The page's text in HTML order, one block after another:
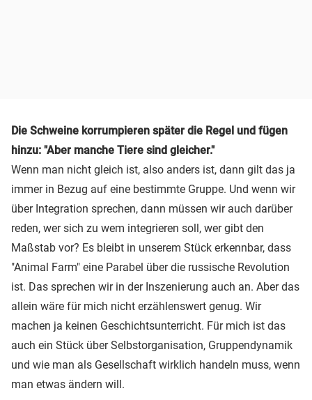
Die Schweine korrumpieren später die Regel und fügen
hinzu: "Aber manche Tiere sind gleicher."
Wenn man nicht gleich ist, also anders ist, dann gilt das ja
immer in Bezug auf eine bestimmte Gruppe. Und wenn wir
über Integration sprechen, dann müssen wir auch darüber
reden, wer sich zu wem integrieren soll, wer gibt den
Maßstab vor? Es bleibt in unserem Stück erkennbar, dass
"Animal Farm" eine Parabel über die russische Revolution
ist. Das sprechen wir in der Inszenierung auch an. Aber das
allein wäre für mich nicht erzählenswert genug. Wir
machen ja keinen Geschichtsunterricht. Für mich ist das
auch ein Stück über Selbstorganisation, Gruppendynamik
und wie man als Gesellschaft wirklich handeln muss, wenn
man etwas ändern will.